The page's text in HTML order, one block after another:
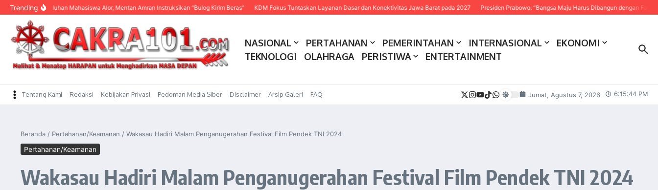
content
Trending
Keluhan Mahasiswa Alor, Mentan Amran Instruksikan “Bulog Kirim Beras” KDM Fokus Tuntaskan Layanan Dasar dan Konektivitas Jawa Barat pada 2027 Presiden Prabowo: “Bangsa Maju Harus Dibangun dengan Fakta dan
NASIONAL PERTAHANAN PEMERINTAHAN INTERNASIONAL
EKONOMI
TEKNOLOGI
OLAHRAGA PERISTIWA ENTERTAINMENT
Tentang Kami Redaksi Kebijakan Privasi Pedoman Media Siber Disclaimer Arsip Galeri FAQ Jumat, Agustus 7, 2026 6:15:45 PM
Beranda / Pertahanan/Keamanan / Wakasau Hadiri Malam Penganugerahan Festival Film Pendek TNI 2024
Pertahanan/Keamanan
Wakasau Hadiri Malam Penganugerahan Festival Film Pendek TNI 2024